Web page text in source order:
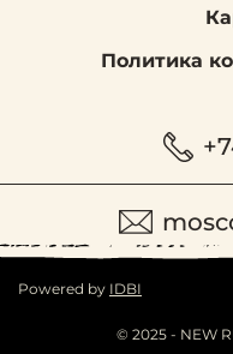
Политика
Powered by IDBI
© 2025 - NEW